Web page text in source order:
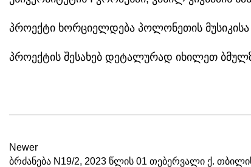
პროექტი ხორციელდება პოლონეთის მუსიკისა
პროექტის შესახებ დეტალურად იხილეთ
Newer
ბრძანება N19/2, 2023 წლის 01 თებერვალი ქ.